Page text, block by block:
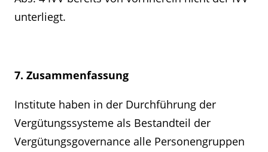
unterliegt.
7. Zusammenfassung
Institute haben in der Durchführung der
Vergütungssysteme als Bestandteil der
Vergütungsgovernance alle Personengruppen